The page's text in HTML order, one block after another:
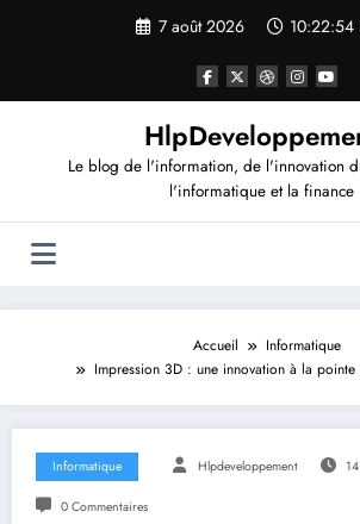
7 août 2026 10:22:54
Le blog de l'information, de l'innovation
l'informatique et la finance
Accueil
Informatique
Impression 3D : une innovation à la
Informatique Hlpdeveloppement
0 Commentaires